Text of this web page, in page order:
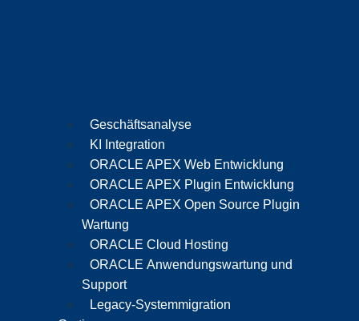
Geschäftsanalyse
KI Integration
ORACLE APEX Web Entwicklung
ORACLE APEX Plugin Entwicklung
ORACLE APEX Open Source Plugin
Wartung
ORACLE Cloud Hosting
ORACLE Anwendungswartung und
Support
Legacy-Systemmigration